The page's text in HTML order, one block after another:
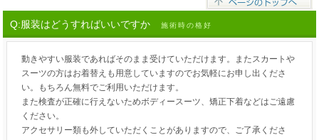
Q:服装はどうすればいいですか 施術時の格好
動きやすい服装であればそのまま受けていただけます。またスカートや
スーツの方はお着替えも用意していますのでお気軽にお申し出くださ
い。もちろん無料でご利用いただけます。
また検査が正確に行えないためボディースーツ、矯正下着などはご遠慮
ください。
アクセサリー類も外していただくことがありますので、ご了承くださ